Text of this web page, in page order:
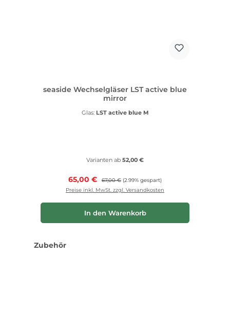
seaside Wechselgläser LST active blue
mirror
Glas: LST active blue M
Varianten ab 52,00 €
Verkaufspreis:
65,00 € Regulärer Preis:
67,00 € (2.99% gespart)
Preise inkl. MwSt. zzgl. Versandkosten
In den Warenkorb
Produktgalerie überspringen
Zubehör